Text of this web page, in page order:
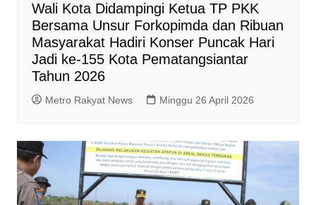
Wali Kota Didampingi Ketua TP PKK
Bersama Unsur Forkopimda dan Ribuan
Masyarakat Hadiri Konser Puncak Hari
Jadi ke-155 Kota Pematangsiantar
Tahun 2026
Metro Rakyat News Minggu 26 April 2026